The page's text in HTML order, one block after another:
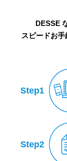
DESSE
スピードお
Step1
Step2